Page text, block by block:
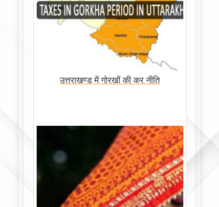
उत्तराखण्ड में गोरखों की कर नीति